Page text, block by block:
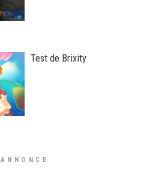
Test de Brixity
ANNONCE